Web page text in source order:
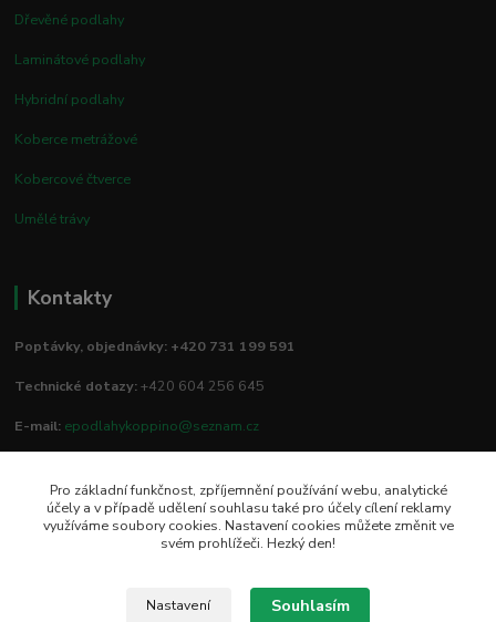
Dřevěné podlahy
Laminátové podlahy
Hybridní podlahy
Koberce metrážové
Kobercové čtverce
Umělé trávy
Kontakty
Poptávky, objednávky: +420 731 199 591
Technické dotazy:+420 604 256 645
E-mail: epodlahykoppino@seznam.cz
Prodejna/vzorkovna:
Studio Podlah
Mírové náměstí 16/15
Pro základní funkčnost, zpříjemnění používání webu, analytické
účely a v případě udělení souhlasu také pro účely cílení reklamy
využíváme soubory cookies. Nastavení cookies můžete změnit ve
svém prohlížeči. Hezký den!
Nastavení Souhlasím